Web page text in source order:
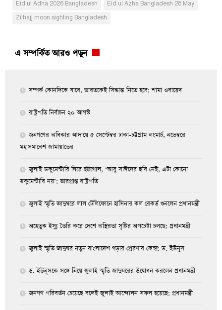
Eid ul Adha 2026 Bangladesh
Eid ul Azha Bangladesh 28 May
Zilhajj moon sighting Bangladesh
এ সম্পর্কিত আরও পড়ুন
সম্পর্ক কোনদিকে যাবে, ভারতকেই সিদ্ধান্ত নিতে হবে: শামা ওবায়েদ
রাষ্ট্রপতি নির্বাচন ২০ আগস্ট
জনগণের অধিকার আদায়ে ৫ সেপ্টেম্বর ঢাকা-চট্টগ্রাম লংমার্চ, নভেম্বরে
মহাসমাবেশ জামায়াতের
জুলাই ডকুমেন্টারি ঘিরে হট্টগোল, ‘আবু সাঈদের ছবি নেই, এটা কোনো
ডকুমেন্টারি নয়’: ভারপ্রাপ্ত রাষ্ট্রপতি
জুলাই স্মৃতি জাদুঘরে লাল টেলিফোনে হাসিনার কল রেকর্ড শুনলেন প্রধানমন্ত্রী
অহেতুক ইস্যু তৈরি করে দেশে অস্থিরতা সৃষ্টির অপচেষ্টা চলছে: প্রধানমন্ত্রী
জুলাই স্মৃতি জাদুঘর নতুন বাংলাদেশ গড়ার প্রেরণার কেন্দ্র: ড. ইউনূস
ড. ইউনূসকে সঙ্গে নিয়ে জুলাই স্মৃতি জাদুঘরের উদ্বোধন করলেন প্রধানমন্ত্রী
জনগণ পরিবর্তন চেয়েছে বলেই জুলাই আন্দোলন সফল হয়েছে: প্রধানমন্ত্রী